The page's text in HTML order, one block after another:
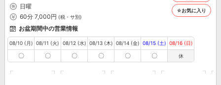
日曜
60分 7,000円 (税・サ別)
☆お気に入り
お盆期間中の営業情報
08/10 (月)
〇
08/11 (火)
〇
08/12 (水)
〇
08/13 (木)
〇
08/14 (金)
〇
08/15 (土)
〇
08/16 (日)
休